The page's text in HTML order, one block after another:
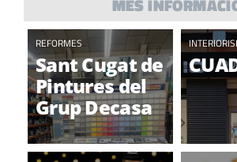
MÉS
REFORMES
Sant Cugat de
Pintures del
Grup Decasa